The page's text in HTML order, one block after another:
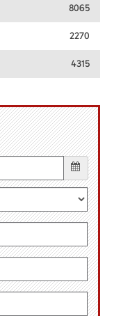
8065
2270
4315